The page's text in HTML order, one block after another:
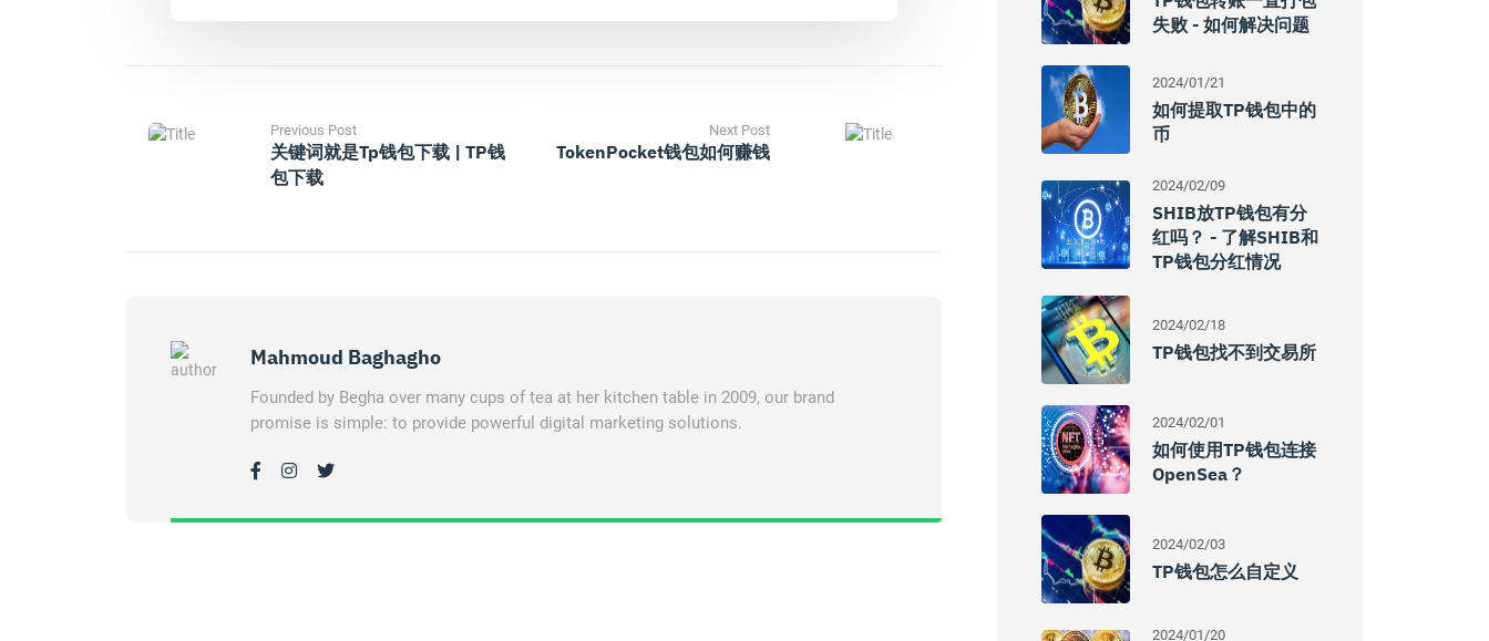
Previous Post
关键词就是tp钱包下载 | TP钱
包下载
Next Post
TokenPocket钱包如何赚钱
Mahmoud Baghagho
Founded by Begha over many cups of tea at her kitchen table in 2009, our brand
promise is simple: to provide powerful digital marketing solutions.
失败 - 如何解决问题
2024/01/21
如何提取TP钱包中的
币
2024/02/09
SHIB放TP钱包有分
红吗？ - 了解SHIB和
TP钱包分红情况
2024/02/18
TP钱包找不到交易所
2024/02/01
如何使用TP钱包连接
OpenSea？
2024/02/03
TP钱包怎么自定义
2024/01/20